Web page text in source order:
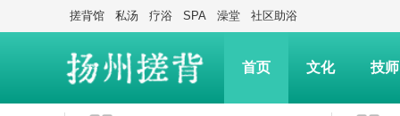
搓背馆 私汤 疗浴 SPA 澡堂 社区助浴
首页 文化 技师